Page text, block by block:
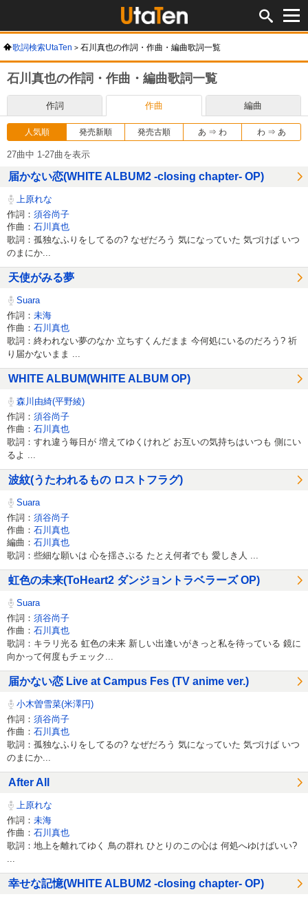
歌詞検索UtaTen 石川真也の作詞・作曲・編曲歌詞一覧
石川真也の作詞・作曲・編曲歌詞一覧
作詞 作曲 編曲
人気順 発売新順 発売古順 あ ⇒ わ わ ⇒ あ
27曲中 1-27曲を表示
届かない恋(WHITE ALBUM2 -closing chapter- OP)
上原れな
作詞： 須谷尚子
作曲： 石川真也
歌詞：孤独なふりをしてるの? なぜだろう 気になっていた 気づけば いつ
のまにか...
天使がみる夢
Suara
作詞： 未海
作曲： 石川真也
歌詞：終われない夢のなか 立ちすくんだまま 今何処にいるのだろう? 祈
り届かないまま ...
WHITE ALBUM(WHITE ALBUM OP)
森川由綺(平野綾)
作詞： 須谷尚子
作曲： 石川真也
歌詞：すれ違う毎日が 増えてゆくけれど お互いの気持ちはいつも 側にい
るよ ...
波紋(うたわれるもの ロストフラグ)
Suara
作詞： 須谷尚子
作曲： 石川真也
編曲： 石川真也
歌詞：些細な願いは 心を揺さぶる たとえ何者でも 愛しき人 ...
虹色の未来(ToHeart2 ダンジョントラベラーズ OP)
Suara
作詞： 須谷尚子
作曲： 石川真也
歌詞：キラリ光る 虹色の未来 新しい出逢いがきっと私を待っている 鏡に
向かって何度もチェック...
届かない恋 Live at Campus Fes (TV anime ver.)
小木曽雪菜(米澤円)
作詞： 須谷尚子
作曲： 石川真也
歌詞：孤独なふりをしてるの? なぜだろう 気になっていた 気づけば いつ
のまにか...
After All
上原れな
作詞： 未海
作曲： 石川真也
歌詞：地上を離れてゆく 鳥の群れ ひとりのこの心は 何処へゆけばいい?
幸せな記憶(WHITE ALBUM2 -closing chapter- OP)